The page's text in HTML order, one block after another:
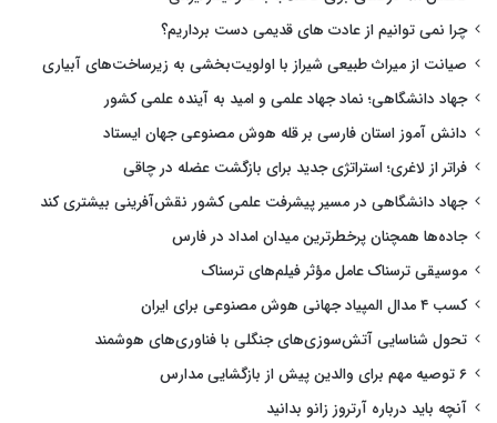
چرا نمی توانیم از عادت های قدیمی دست برداریم؟
صیانت از میراث طبیعی شیراز با اولویت‌بخشی به زیرساخت‌های آبیاری
جهاد دانشگاهی؛ نماد جهاد علمی و امید به آینده علمی کشور
دانش آموز استان فارسی بر قله هوش مصنوعی جهان ایستاد
فراتر از لاغری؛ استراتژی جدید برای بازگشت عضله در چاقی
جهاد دانشگاهی در مسیر پیشرفت علمی کشور نقش‌آفرینی بیشتری کند
جاده‌ها همچنان پرخطرترین میدان امداد در فارس
موسیقی ترسناک عامل مؤثر فیلم‌های ترسناک
کسب ۴ مدال المپیاد جهانی هوش مصنوعی برای ایران
تحول شناسایی آتش‌سوزی‌های جنگلی با فناوری‌های هوشمند
۶ توصیه مهم برای والدین پیش از بازگشایی مدارس
آنچه باید درباره آرتروز زانو بدانید